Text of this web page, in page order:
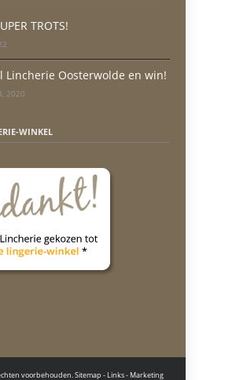
TROTS!
Lincherie Oosterwolde en win!
2020
WINKEL
voorbehouden.Sitemap - Links- Marketing